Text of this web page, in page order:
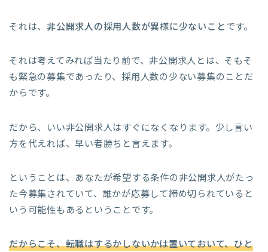
それは、非公開求人の採用人数が異様に少ないことです。
それは考えてみれば当たり前で、非公開求人とは、そもそ
も緊急の募集であったり、採用人数の少ない募集のことだ
からです。
だから、いい非公開求人はすぐになくなります。少し言い
方を代えれば、早い者勝ちと言えます。
ということは、あなたが希望する条件の非公開求人がたっ
た今募集されていて、誰かが応募して締め切られていると
いう可能性もあるということです。
だからこそ、転職はするかしないかは置いておいて、ひと